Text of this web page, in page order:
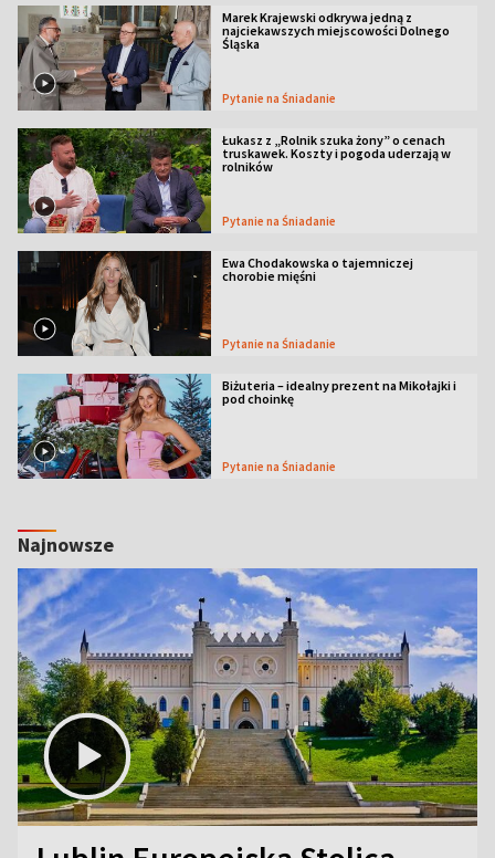
Marek Krajewski odkrywa jedną z
najciekawszych miejscowości Dolnego
Śląska
Pytanie na Śniadanie
Łukasz z „Rolnik szuka żony” o cenach
truskawek. Koszty i pogoda uderzają w
rolników
Pytanie na Śniadanie
Ewa Chodakowska o tajemniczej
chorobie mięśni
Pytanie na Śniadanie
Biżuteria – idealny prezent na Mikołajki i
pod choinkę
Pytanie na Śniadanie
Najnowsze